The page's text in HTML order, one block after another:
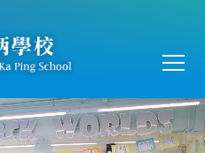
Main